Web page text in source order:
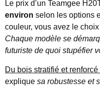
Le prix d’un Teamgee
environ selon les options
couleur, vous avez le
Chaque modèle se
futuriste de quoi stupéfier
Du bois stratifié et
explique sa robustesse et